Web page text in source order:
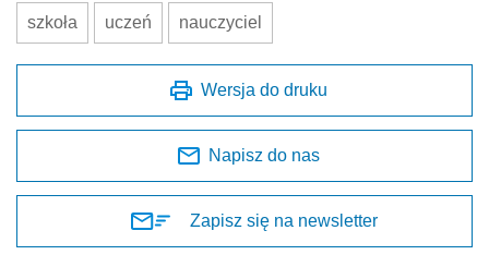
szkoła uczeń nauczyciel
Wersja do druku
Napisz do nas
Zapisz się na newsletter